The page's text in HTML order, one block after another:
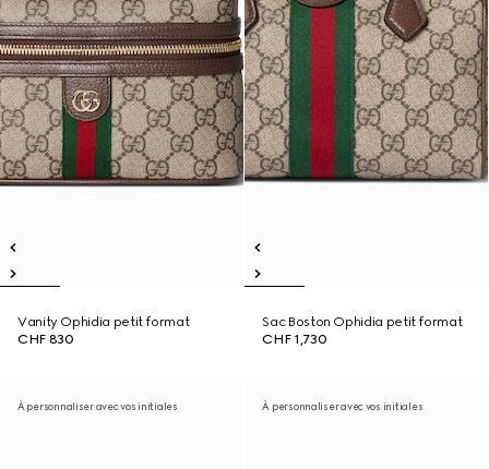
Vanity Ophidia petit format
CHF 830
Sac Boston Ophidia petit format
CHF 1,730
À personnaliser avec vos initiales À personnaliser avec vos initiales